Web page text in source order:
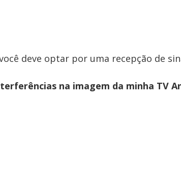
deve optar por uma recepção de
na imagem da minha TV